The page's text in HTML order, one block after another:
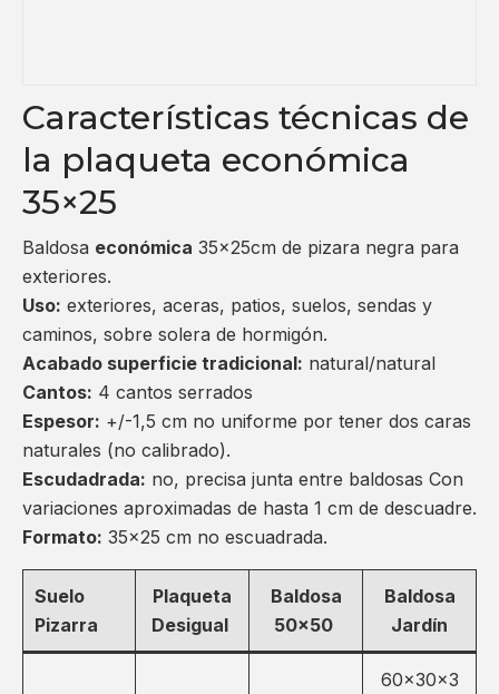
Características técnicas de
la plaqueta económica
35×25
Baldosa económica 35x25cm de pizara negra para
exteriores.
Uso: exteriores, aceras, patios, suelos, sendas y
caminos, sobre solera de hormigón.
Acabado superficie tradicional: natural/natural
Cantos: 4 cantos serrados
Espesor: +/-1,5 cm no uniforme por tener dos caras
naturales (no calibrado).
Escudadrada: no, precisa junta entre baldosas Con
variaciones aproximadas de hasta 1 cm de descuadre.
Formato: 35×25 cm no escuadrada.
Suelo
Pizarra
Plaqueta
Desigual
Baldosa
50×50
Baldosa
Jardín
60x30x3